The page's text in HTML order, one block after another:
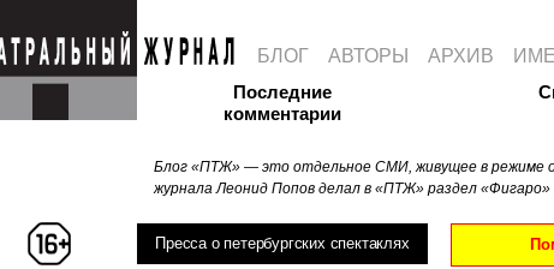
Последние
комментарии
Блог «ПТЖ» — это отдельное СМИ, живущее в режиме
журнала Леонид Попов делал в «ПТЖ» раздел
Пресса о петербургских спектаклях
БЛОГ АВТОРЫ АРХИВ